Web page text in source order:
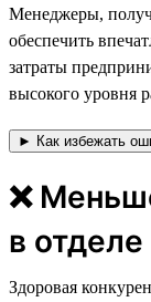
Менеджеры,
обеспечить
затраты
высокого уровня
► Как избежать
❌
в отделе
⁠⁠⁠Здоровая